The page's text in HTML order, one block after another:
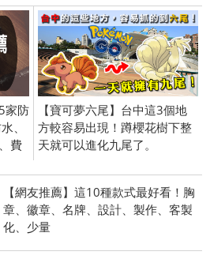
家防
、
費
【寶可夢六尾】台中這3個地
方較容易出現！蹲櫻花樹下整
天就可以進化九尾了。
【網友推薦】這10種款式最好看！胸
章、徽章、名牌、設計、製作、客製
化、少量